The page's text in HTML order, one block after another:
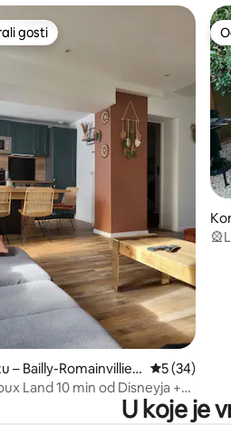
rangiranima s oznakom
gosti
– Bailly-Romainvillier
Prosječna
5 (34)
Land 10 min od Disneyja +
U koje je